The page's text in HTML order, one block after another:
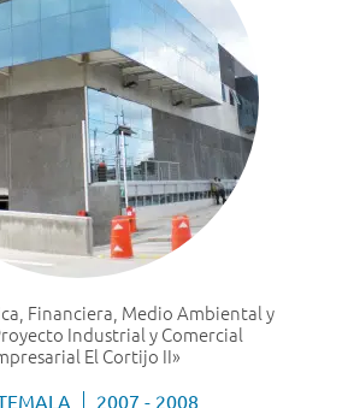
Financiera, Medio Ambiental y
Industrial y Comercial
El Cortijo II»
2007 - 2008